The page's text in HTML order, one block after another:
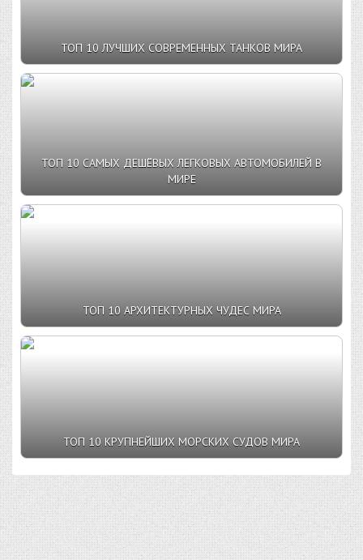
ТОП 10 ЛУЧШИХ СОВРЕМЕННЫХ ТАНКОВ МИРА
ТОП 10 САМЫХ ДЕШЁВЫХ ЛЕГКОВЫХ АВТОМОБИЛЕЙ В
МИРЕ
ТОП 10 АРХИТЕКТУРНЫХ ЧУДЕС МИРА
ТОП 10 КРУПНЕЙШИХ МОРСКИХ СУДОВ МИРА